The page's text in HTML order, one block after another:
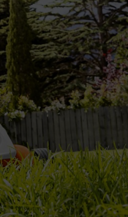
passa bem com um corte
crescer rapidamente. Os